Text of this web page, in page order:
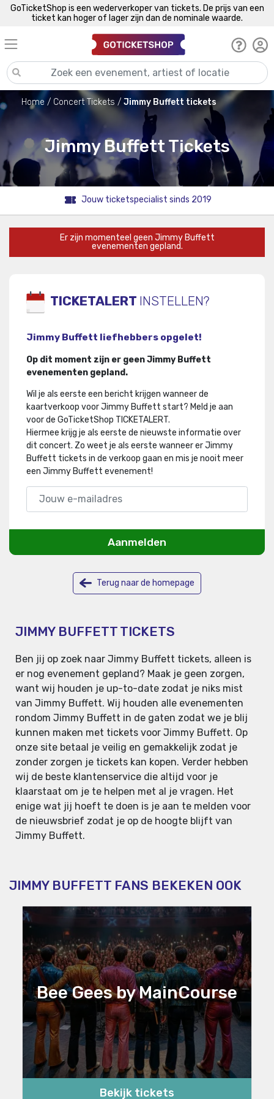
GoTicketShop is een wederverkoper van tickets. De prijs van een
ticket kan hoger of lager zijn dan de nominale waarde.
Home Concert Tickets Jimmy Buffett tickets
Jimmy Buffett Tickets
Jouw ticketspecialist sinds 2019
Er zijn momenteel geen Jimmy Buffett
evenementen gepland.
TICKETALERT INSTELLEN?
Jimmy Buffett liefhebbers opgelet!
Op dit moment zijn er geen Jimmy Buffett
evenementen gepland.
Wil je als eerste een bericht krijgen wanneer de
kaartverkoop voor Jimmy Buffett start? Meld je aan
voor de GoTicketShop TICKETALERT.
Hiermee krijg je als eerste de nieuwste informatie over
dit concert. Zo weet je als eerste wanneer er Jimmy
Buffett tickets in de verkoop gaan en mis je nooit meer
een Jimmy Buffett evenement!
Aanmelden
Terug naar de homepage
JIMMY BUFFETT TICKETS
Ben jij op zoek naar Jimmy Buffett tickets, alleen is
er nog evenement gepland? Maak je geen zorgen,
want wij houden je up-to-date zodat je niks mist
van Jimmy Buffett. Wij houden alle evenementen
rondom Jimmy Buffett in de gaten zodat we je blij
kunnen maken met tickets voor Jimmy Buffett. Op
onze site betaal je veilig en gemakkelijk zodat je
zonder zorgen je tickets kan kopen. Verder hebben
wij de beste klantenservice die altijd voor je
klaarstaat om je te helpen met al je vragen. Het
enige wat jij hoeft te doen is je aan te melden voor
de nieuwsbrief zodat je op de hoogte blijft van
Jimmy Buffett.
JIMMY BUFFETT FANS BEKEKEN OOK
Bee Gees by MainCourse
Bekijk tickets